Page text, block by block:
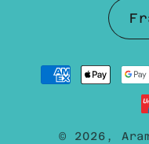
Moyens
© 2026,